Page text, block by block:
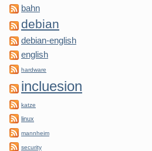
bahn
debian
debian-english
english
hardware
incluesion
katze
linux
mannheim
security